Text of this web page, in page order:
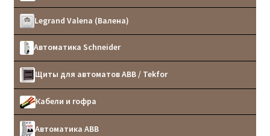
Legrand Valena (Валена)
Автоматика Schneider
Щиты для автоматов ABB / Tekfor
Кабели и гофра
Автоматика ABB